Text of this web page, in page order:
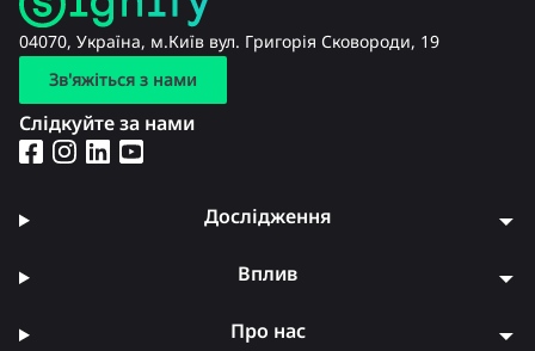
04070, Україна, м.Київ вул. Григорія Сковороди, 19
Зв'яжіться з нами
Слідкуйте за нами
Дослідження
Вплив
Про нас